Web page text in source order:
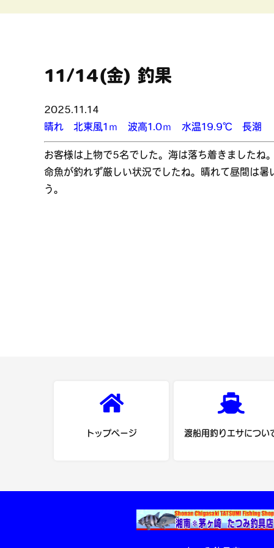
11/14(金) 釣果
2025.11.14
晴れ 北東風1ｍ 波高1.0ｍ 水温19.9℃ 長潮
お客様は上物で5名でした。海は落ち着きましたね
命魚が釣れず厳しい状況でしたね。晴れて昼間は
う。
トップページ 渡船用釣りエサについ